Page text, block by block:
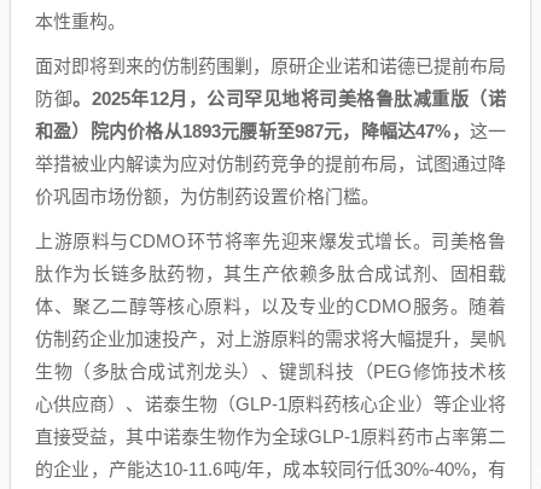
本性重构。
面对即将到来的仿制药围剿，原研企业诺和诺德已提前布局
防御。2025年12月，公司罕见地将司美格鲁肽减重版（诺
和盈）院内价格从1893元腰斩至987元，降幅达47%， 这一
举措被业内解读为应对仿制药竞争的提前布局，试图通过降
价巩固市场份额，为仿制药设置价格门槛。
上游原料与CDMO环节将率先迎来爆发式增长。司美格鲁
肽作为长链多肽药物，其生产依赖多肽合成试剂、固相载
体、聚乙二醇等核心原料，以及专业的CDMO服务。随着
仿制药企业加速投产，对上游原料的需求将大幅提升，昊帆
生物（多肽合成试剂龙头）、键凯科技（PEG修饰技术核
心供应商）、诺泰生物（GLP-1原料药核心企业）等企业将
直接受益，其中诺泰生物作为全球GLP-1原料药市占率第二
的企业，产能达10-11.6吨/年，成本较同行低30%-40%，有